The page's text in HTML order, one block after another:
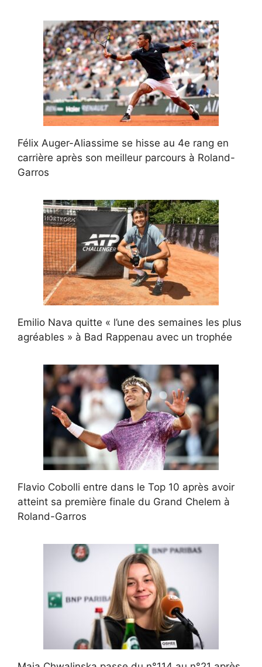
Félix Auger-Aliassime se hisse au 4e rang en
carrière après son meilleur parcours à Roland-
Garros
Emilio Nava quitte « l’une des semaines les plus
agréables » à Bad Rappenau avec un trophée
Flavio Cobolli entre dans le Top 10 après avoir
atteint sa première finale du Grand Chelem à
Roland-Garros